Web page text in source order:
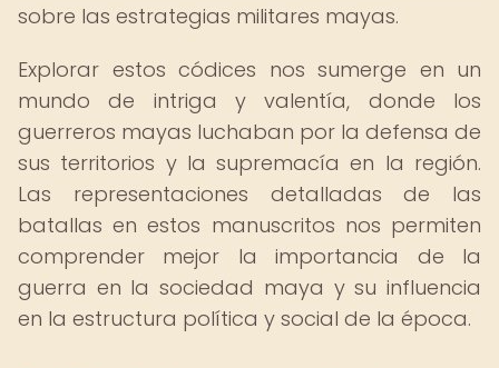
sobre las estrategias militares mayas.
Explorar estos códices nos sumerge en un
mundo de intriga y valentía, donde los
guerreros mayas luchaban por la defensa de
sus territorios y la supremacía en la región.
Las representaciones detalladas de las
batallas en estos manuscritos nos permiten
comprender mejor la importancia de la
guerra en la sociedad maya y su influencia
en la estructura política y social de la época.